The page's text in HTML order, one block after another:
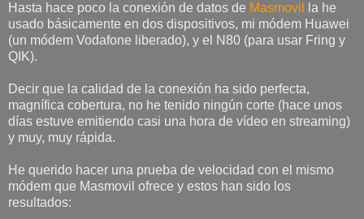
Hasta hace poco la conexión de datos de Masmovil
la he
usado básicamente en dos dispositivos, mi módem Huawei
(un módem Vodafone liberado), y el N80 (para usar Fring y
QIK).
Decir que la calidad de la conexión ha sido perfecta,
magnífica cobertura, no he tenido ningún corte (hace unos
días estuve emitiendo casi una hora de vídeo en streaming)
y muy, muy rápida.
He querido hacer una prueba de velocidad con el mismo
módem que Masmovil ofrece y estos han sido los
resultados: